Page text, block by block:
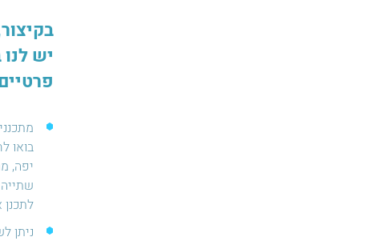
יש
פרטיים עד
ניתן